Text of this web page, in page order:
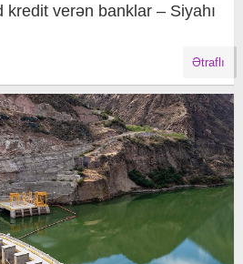
verən banklar – Siyahı
Ətraflı